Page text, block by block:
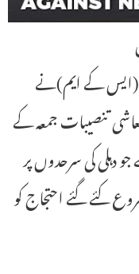
کے ایم)نے
تنصیبات جمعہ کے
دہلی کی سرحدوں پر
کئے گئے احتجاج کو